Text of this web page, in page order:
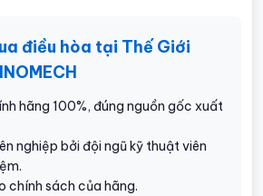
điều hòa tại Thế Giới
hãng 100%, đúng nguồn gốc xuất
nghiệp bởi đội ngũ kỹ thuật viên
chính sách của hãng.